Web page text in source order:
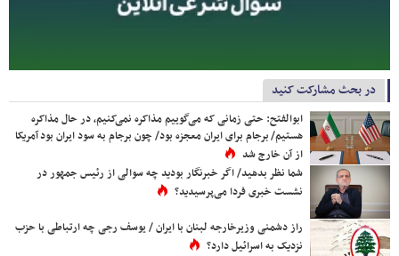
در بحث مشارکت کنید
ابوالفتح: حتی زمانی که می‌گوییم مذاکره نمی‌کنیم، در حال مذاکره
هستیم/ برجام برای ایران معجزه بود/ چون برجام به سود ایران بود آمریکا
از آن خارج شد
شما نظر بدهید/ اگر خبرنگار بودید چه سوالی از رئیس جمهور در
نشست خبری فردا می‌پرسیدید؟
راز دشمنی وزیرخارجه لبنان با ایران / یوسف رجی چه ارتباطی با حزب
نزدیک به اسرائیل دارد؟